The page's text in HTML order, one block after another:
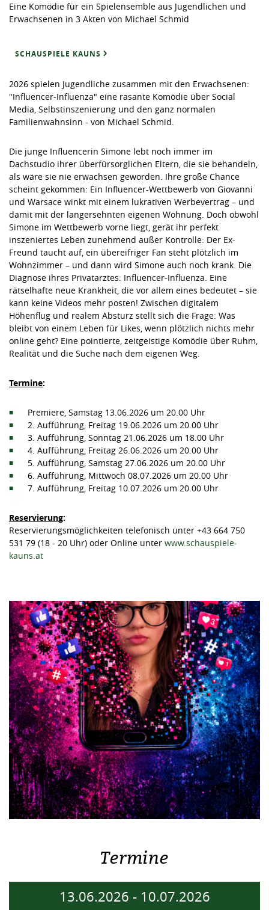
Eine Komödie für ein Spielensemble aus Jugendlichen und
Erwachsenen in 3 Akten von Michael Schmid
SCHAUSPIELE KAUNS
2026 spielen Jugendliche zusammen mit den Erwachsenen:
"Influencer-Influenza" eine rasante Komödie über Social
Media, Selbstinszenierung und den ganz normalen
Familienwahnsinn - von Michael Schmid.
Die junge Influencerin Simone lebt noch immer im
Dachstudio ihrer überfürsorglichen Eltern, die sie behandeln,
als wäre sie nie erwachsen geworden. Ihre große Chance
scheint gekommen: Ein Influencer-Wettbewerb von Giovanni
und Warsace winkt mit einem lukrativen Werbevertrag – und
damit mit der langersehnten eigenen Wohnung. Doch obwohl
Simone im Wettbewerb vorne liegt, gerät ihr perfekt
inszeniertes Leben zunehmend außer Kontrolle: Der Ex-
Freund taucht auf, ein übereifriger Fan steht plötzlich im
Wohnzimmer – und dann wird Simone auch noch krank. Die
Diagnose ihres Privatarztes: Influencer-Influenza. Eine
rätselhafte neue Krankheit, die vor allem eines bedeutet – sie
kann keine Videos mehr posten! Zwischen digitalem
Höhenflug und realem Absturz stellt sich die Frage: Was
bleibt von einem Leben für Likes, wenn plötzlich nichts mehr
online geht? Eine pointierte, zeitgeistige Komödie über Ruhm,
Realität und die Suche nach dem eigenen Weg.
Termine:
Premiere, Samstag 13.06.2026 um 20.00 Uhr
2. Aufführung, Freitag 19.06.2026 um 20.00 Uhr
3. Aufführung, Sonntag 21.06.2026 um 18.00 Uhr
4. Aufführung, Freitag 26.06.2026 um 20.00 Uhr
5. Aufführung, Samstag 27.06.2026 um 20.00 Uhr
6. Aufführung, Mittwoch 08.07.2026 um 20.00 Uhr
7. Aufführung, Freitag 10.07.2026 um 20.00 Uhr
Reservierung:
Reservierungsmöglichkeiten telefonisch unter +43 664 750
531 79 (18 - 20 Uhr) oder Online unter www.schauspiele-
kauns.at
Termine
13.06.2026 - 10.07.2026